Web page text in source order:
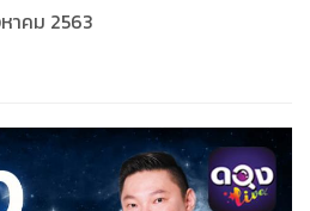
าคม 2563